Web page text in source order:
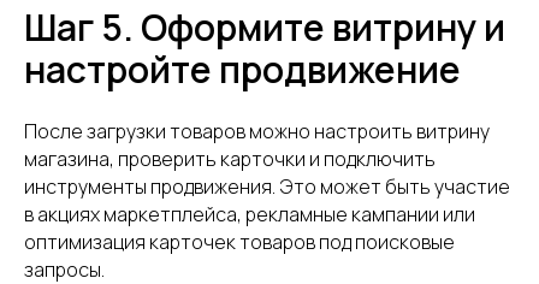
Шаг 5. Оформите витрину и
настройте продвижение
После загрузки товаров можно настроить витрину
магазина, проверить карточки и подключить
инструменты продвижения. Это может быть участие
в акциях маркетплейса, рекламные кампании или
оптимизация карточек товаров под поисковые
запросы.